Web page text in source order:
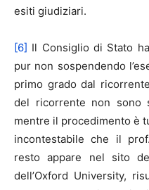
esiti giudiziari.
[6] Il Consiglio di Stato
pur non sospendendo
primo grado dal
del ricorrente non sono
mentre il procedimento è
incontestabile che il
resto appare nel sito
dell’Oxford University,